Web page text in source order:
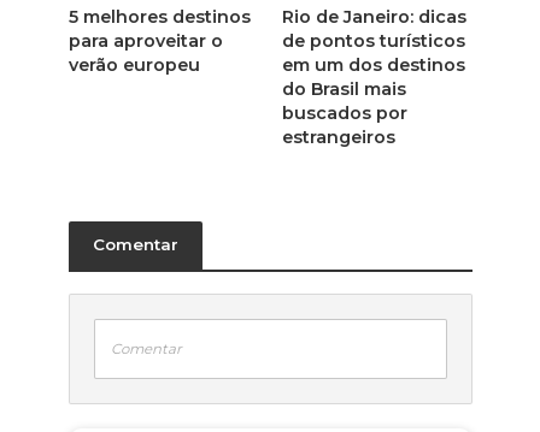
5 melhores destinos
para aproveitar o
verão europeu
Rio de Janeiro: dicas
de pontos turísticos
em um dos destinos
do Brasil mais
buscados por
estrangeiros
Comentar
Comentar